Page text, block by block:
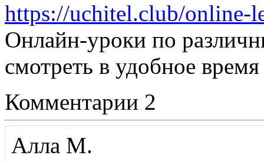
https://uchitel.club/online-
Онлайн-уроки по
смотреть в удобное время
Комментарии 2
Алла М.